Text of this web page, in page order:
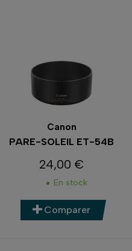
Canon
PARE-SOLEIL ET-54B
Prix
24,00 €
En stock
Comparer